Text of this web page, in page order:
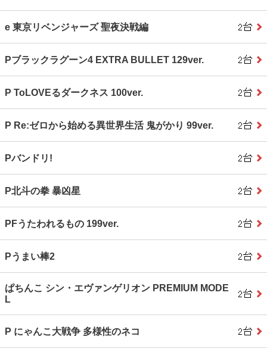
e 東京リベンジャーズ 聖夜決戦編
Pブラックラグーン4 EXTRA BULLET 129ver.
P ToLOVEるダークネス 100ver.
P Re:ゼロから始める異世界生活 鬼がかり 99ver.
Pバンドリ!
P北斗の拳 暴凶星
PFうたわれるもの 199ver.
Pうまい棒2
ぱちんこ シン・エヴァンゲリオン PREMIUM MODE
L
P にゃんこ大戦争 多様性のネコ